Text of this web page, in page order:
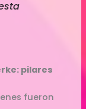
pilares
fueron